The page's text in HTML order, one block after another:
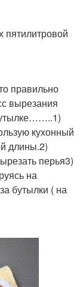
правильно
вырезания
кухонный
длины.2)
перья3)
на
бутылки ( на